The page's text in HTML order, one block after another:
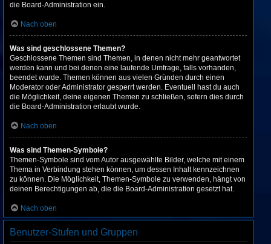
die Board-Administration ein.
Nach oben
Was sind geschlossene Themen?
Geschlossene Themen sind Themen, in denen nicht mehr geantwortet
werden kann und bei denen eine laufende Umfrage, falls vorhanden,
beendet wurde. Themen können aus vielen Gründen durch einen
Moderator oder Administrator gesperrt werden. Eventuell hast du auch
die Möglichkeit, deine eigenen Themen zu schließen, sofern dies durch
die Board-Administration erlaubt wurde.
Nach oben
Was sind Themen-Symbole?
Themen-Symbole sind vom Autor ausgewählte Bilder, welche mit einem
Thema in Verbindung stehen können, um dessen Inhalt kennzeichnen
zu können. Die Möglichkeit, Themen-Symbole zu verwenden, hängt von
deinen Berechtigungen ab, die die Board-Administration gesetzt hat.
Nach oben
Benutzer-Stufen und Gruppen